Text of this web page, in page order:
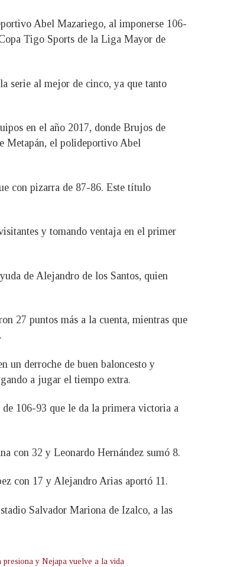
Abel Mazariego, al imponerse 106-
Tigo Sports de la Liga Mayor de
serie al mejor de cinco, ya que tanto
en el año 2017, donde Brujos de
Metapán, el polideportivo Abel
con pizarra de 87-86. Este título
y tomando ventaja en el primer
de Alejandro de los Santos, quien
27 puntos más a la cuenta, mientras que
un derroche de buen baloncesto y
a jugar el tiempo extra.
106-93 que le da la primera victoria a
con 32 y Leonardo Hernández sumó 8.
con 17 y Alejandro Arias aportó 11.
Salvador Mariona de Izalco, a las
presiona y Nejapa vuelve a la vida